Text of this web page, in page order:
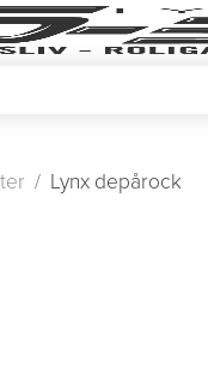
Lynx depårock